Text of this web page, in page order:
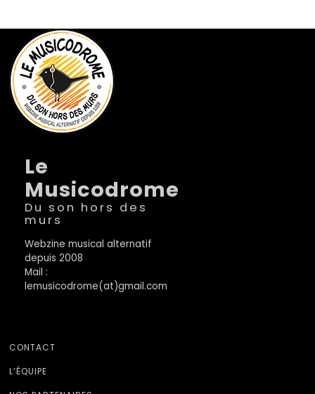
Le
Musicodrome
Du son hors des
murs
Webzine musical alternatif
depuis 2008
Mail :
lemusicodrome(at)gmail.com
CONTACT
L’ÉQUIPE